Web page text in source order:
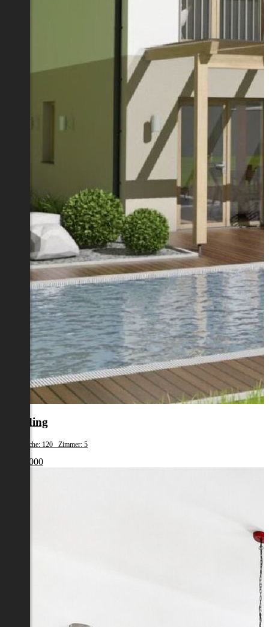
Eferding
Wohnfläche: 120 Zimmer: 5
€ 387 000